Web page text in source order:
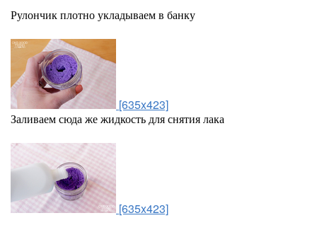
Рулончик плотно укладываем в банку
[635x423]
Заливаем сюда же жидкость для снятия лака
[635x423]